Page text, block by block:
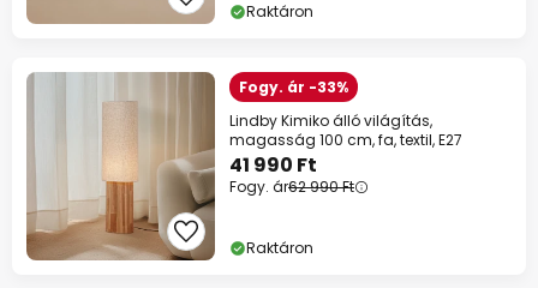
Raktáron
Fogy. ár -33%
Lindby Kimiko álló világítás,
magasság 100 cm, fa, textil, E27
41 990 Ft
Fogy. ár62 990 Ft
Raktáron